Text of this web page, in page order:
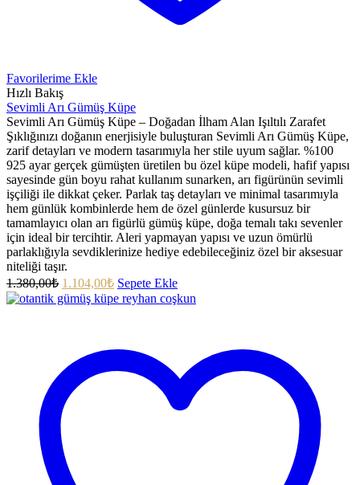
Favorilerime Ekle
Hızlı Bakış
Sevimli Arı Gümüş Küpe
Sevimli Arı Gümüş Küpe – Doğadan İlham Alan Işıltılı Zarafet
Şıklığınızı doğanın enerjisiyle buluşturan Sevimli Arı Gümüş Küpe,
zarif detayları ve modern tasarımıyla her stile uyum sağlar. %100
925 ayar gerçek gümüşten üretilen bu özel küpe modeli, hafif yapısı
sayesinde gün boyu rahat kullanım sunarken, arı figürünün sevimli
işçiliği ile dikkat çeker. Parlak taş detayları ve minimal tasarımıyla
hem günlük kombinlerde hem de özel günlerde kusursuz bir
tamamlayıcı olan arı figürlü gümüş küpe, doğa temalı takı sevenler
için ideal bir tercihtir. Aleri yapmayan yapısı ve uzun ömürlü
parlaklığıyla sevdiklerinize hediye edebileceğiniz özel bir aksesuar
niteliği taşır.
1.380,00₺ 1.104,00₺ Sepete Ekle